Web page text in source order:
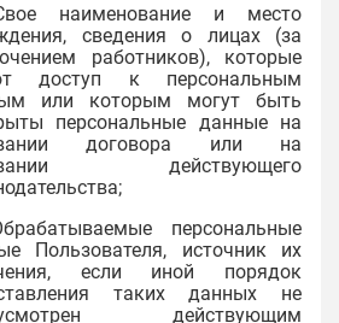
наименование и место
сведения о лицах (за
работников), которые
доступ к персональным
или которым могут быть
персональные данные на
договора или на
действующего
персональные
Пользователя, источник их
если иной порядок
таких данных не
действующим